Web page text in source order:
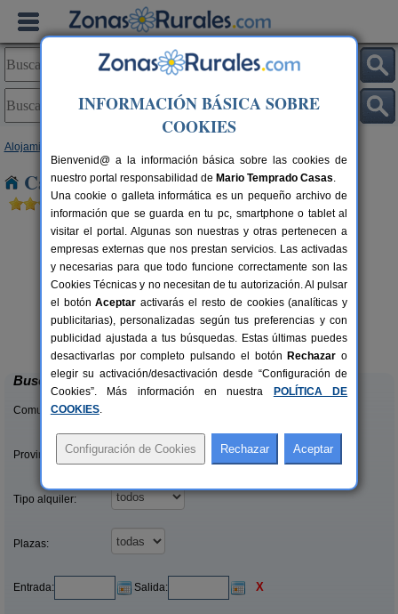
Alojamientos
Casas Rurales cerca de Establiments
2 pers.
desde55 €
Petit Caimari
Caimari (Mallorca)
Buscar
Comunidades:
Provincias/Islas:
Tipo alquiler:
Plazas:
Entrada: Salida: X
INFORMACIÓN BÁSICA SOBRE
COOKIES
Bienvenid@ a la información básica sobre las cookies de
nuestro portal responsabilidad de Mario Temprado Casas.
Una cookie o galleta informática es un pequeño archivo de
información que se guarda en tu pc, smartphone o tablet al
visitar el portal. Algunas son nuestras y otras pertenecen a
empresas externas que nos prestan servicios. Las activadas
y necesarias para que todo funcione correctamente son las
Cookies Técnicas y no necesitan de tu autorización. Al pulsar
el botónAceptar activarás el resto de cookies (analíticas y
publicitarias), personalizadas según tus preferencias y con
publicidad ajustada a tus búsquedas. Estas últimas puedes
desactivarlas por completo pulsando el botón Rechazar o
elegir su activación/desactivación desde “Configuración de
Cookies”. Más información en nuestra
POLÍTICA DE
COOKIES.